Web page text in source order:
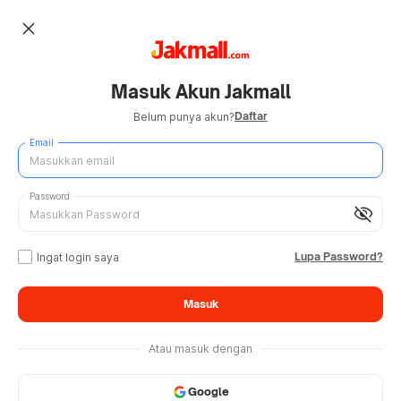
close
Masuk Akun Jakmall
Belum punya akun?Daftar
Email
visibility_off
Password
Ingat login saya Lupa Password?
Masuk
Atau masuk dengan
Google